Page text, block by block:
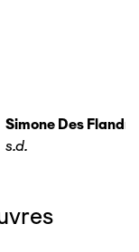
Simone Des
s.d.